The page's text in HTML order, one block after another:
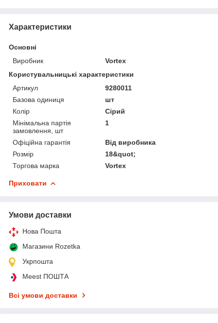
Характеристики
Основні
Виробник
Vortex
Користувальницькі характеристики
Артикул
9280011
Базова одиниця
шт
Колір
Сірий
Мінімальна партія
замовлення, шт
1
Офіційна гарантія
Від виробника
Розмір
18&quot;
Торгова марка
Vortex
Приховати
Умови доставки
Нова Пошта
Магазини Rozetka
Укрпошта
Meest ПОШТА
Всі умови доставки